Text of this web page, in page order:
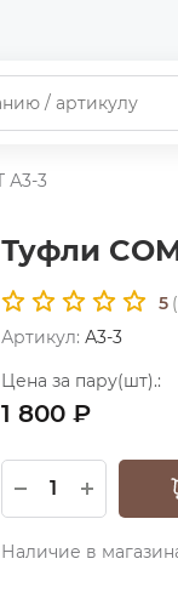
А3-3
Туфли
5 (
Артикул: А3-3
Цена за пару(шт).:
1 800 ₽
Наличие в